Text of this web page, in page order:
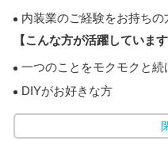
内装業のご経験をお持ちの
【こんな方が活躍しています
一つのことをモクモクと
DIYがお好きな方